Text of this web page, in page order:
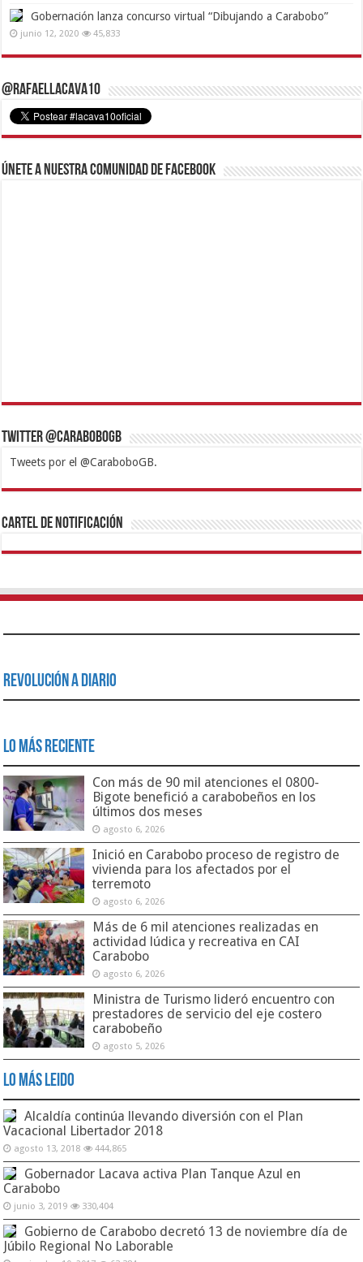
Gobernación lanza concurso virtual “Dibujando a Carabobo”
junio 12, 2020 45,833
@RafaelLacava10
Únete a nuestra comunidad de Facebook
Twitter @CaraboboGB
Tweets por el @CaraboboGB.
1xbetBetturkeyBetistKralbetSupertotobetTipobetMatadorbetMariobet
https://mvbcasino.com/
Cartel de Notificación
Revolución a Diario
Lo Más Reciente
Con más de 90 mil atenciones el 0800-
Bigote benefició a carabobeños en los
últimos dos meses
agosto 6, 2026
Inició en Carabobo proceso de registro de
vivienda para los afectados por el
terremoto
agosto 6, 2026
Más de 6 mil atenciones realizadas en
actividad lúdica y recreativa en CAI
Carabobo
agosto 6, 2026
Ministra de Turismo lideró encuentro con
prestadores de servicio del eje costero
carabobeño
agosto 5, 2026
Lo Más Leido
Alcaldía continúa llevando diversión con el Plan
Vacacional Libertador 2018
agosto 13, 2018 444,865
Gobernador Lacava activa Plan Tanque Azul en
Carabobo
junio 3, 2019 330,404
Gobierno de Carabobo decretó 13 de noviembre día de
Júbilo Regional No Laborable